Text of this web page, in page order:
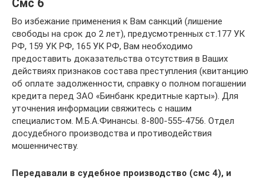
Смс 6
Во избежание применения к Вам санкций (лишение
свободы на срок до 2 лет), предусмотренных ст.177 УК
РФ, 159 УК РФ, 165 УК РФ, Вам необходимо
предоставить доказательства отсутствия в Ваших
действиях признаков состава преступления (квитанцию
об оплате задолженности, справку о полном погашении
кредита перед ЗАО «Бинбанк кредитные карты»). Для
уточнения информации свяжитесь с нашим
специалистом. М.Б.А.Финансы. 8-800-555-4756. Отдел
досудебного производства и противодействия
мошенничеству.
Передавали в судебное производство (смс 4), и